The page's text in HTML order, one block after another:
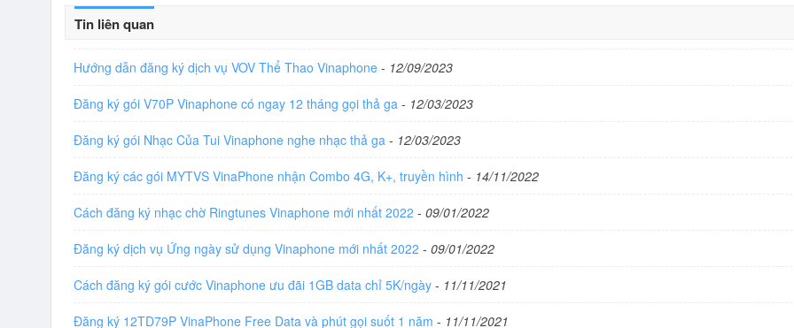
Tin liên quan
Hướng dẫn đăng ký dịch vụ VOV Thể Thao Vinaphone - 12/09/2023
Đăng ký gói V70P Vinaphone có ngay 12 tháng gọi thả ga - 12/03/2023
Đăng ký gói Nhạc Của Tui Vinaphone nghe nhạc thả ga - 12/03/2023
Đăng ký các gói MYTVS VinaPhone nhận Combo 4G, K+, truyền hình - 14/11/2022
Cách đăng ký nhạc chờ Ringtunes Vinaphone mới nhất 2022 - 09/01/2022
Đăng ký dịch vụ Ứng ngày sử dụng Vinaphone mới nhất 2022 - 09/01/2022
Cách đăng ký gói cước Vinaphone ưu đãi 1GB data chỉ 5K/ngày - 11/11/2021
Đăng ký 12TD79P VinaPhone Free Data và phút gọi suốt 1 năm - 11/11/2021